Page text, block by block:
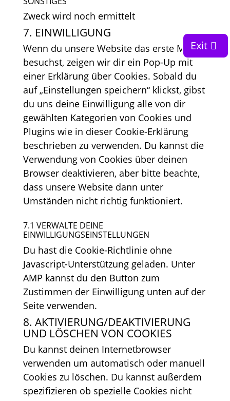
instagram
Zweck wird noch ermittelt
Consent
to
service
sonstiges
7. EINWILLIGUNG
Wenn du unsere Website das erste Mal
besuchst, zeigen wir dir ein Pop-Up mit
einer Erklärung über Cookies. Sobald du
auf „Einstellungen speichern“ klickst, gibst
du uns deine Einwilligung alle von dir
gewählten Kategorien von Cookies und
Plugins wie in dieser Cookie-Erklärung
beschrieben zu verwenden. Du kannst die
Verwendung von Cookies über deinen
Browser deaktivieren, aber bitte beachte,
dass unsere Website dann unter
Umständen nicht richtig funktioniert.
7.1 VERWALTE DEINE
EINWILLIGUNGSEINSTELLUNGEN
Du hast die Cookie-Richtlinie ohne
Javascript-Unterstützung geladen. Unter
AMP kannst du den Button zum
Zustimmen der Einwilligung unten auf der
Seite verwenden.
8. AKTIVIERUNG/DEAKTIVIERUNG
UND LÖSCHEN VON COOKIES
Du kannst deinen Internetbrowser
verwenden um automatisch oder manuell
Cookies zu löschen. Du kannst außerdem
spezifizieren ob spezielle Cookies nicht
Exit